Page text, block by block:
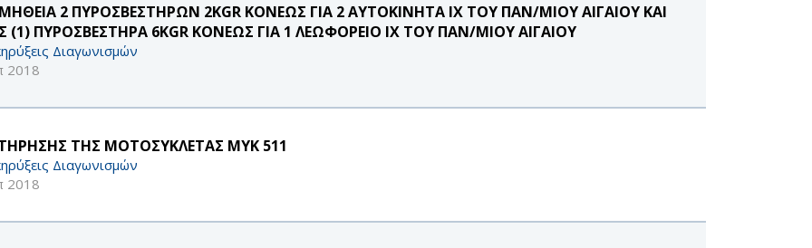
2 ΠΥΡΟΣΒΕΣΤΗΡΩΝ 2KGR ΚΟΝΕΩΣ ΓΙΑ 2 ΑΥΤΟΚΙΝΗΤΑ ΙΧ ΤΟΥ ΠΑΝ/ΜΙΟΥ ΑΙΓΑΙΟΥ ΚΑΙ
(1) ΠΥΡΟΣΒΕΣΤΗΡΑ 6KGR ΚΟΝΕΩΣ ΓΙΑ 1 ΛΕΩΦΟΡΕΙΟ ΙΧ ΤΟΥ ΠΑΝ/ΜΙΟΥ ΑΙΓΑΙΟΥ
Διαγωνισμών
2018
ΤΗΣ ΜΟΤΟΣΥΚΛΕΤΑΣ ΜΥΚ 511
Διαγωνισμών
2018